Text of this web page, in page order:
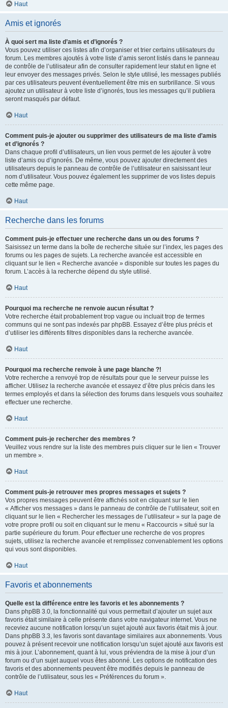
Haut
Amis et ignorés
À quoi sert ma liste d’amis et d’ignorés ?
Vous pouvez utiliser ces listes afin d’organiser et trier certains utilisateurs du
forum. Les membres ajoutés à votre liste d’amis seront listés dans le panneau
de contrôle de l’utilisateur afin de consulter rapidement leur statut en ligne et
leur envoyer des messages privés. Selon le style utilisé, les messages publiés
par ces utilisateurs peuvent éventuellement être mis en surbrillance. Si vous
ajoutez un utilisateur à votre liste d’ignorés, tous les messages qu’il publiera
seront masqués par défaut.
Haut
Comment puis-je ajouter ou supprimer des utilisateurs de ma liste d’amis
et d’ignorés ?
Dans chaque profil d’utilisateurs, un lien vous permet de les ajouter à votre
liste d’amis ou d’ignorés. De même, vous pouvez ajouter directement des
utilisateurs depuis le panneau de contrôle de l’utilisateur en saisissant leur
nom d’utilisateur. Vous pouvez également les supprimer de vos listes depuis
cette même page.
Haut
Recherche dans les forums
Comment puis-je effectuer une recherche dans un ou des forums ?
Saisissez un terme dans la boîte de recherche située sur l’index, les pages des
forums ou les pages de sujets. La recherche avancée est accessible en
cliquant sur le lien « Recherche avancée » disponible sur toutes les pages du
forum. L’accès à la recherche dépend du style utilisé.
Haut
Pourquoi ma recherche ne renvoie aucun résultat ?
Votre recherche était probablement trop vague ou incluait trop de termes
communs qui ne sont pas indexés par phpBB. Essayez d’être plus précis et
d’utiliser les différents filtres disponibles dans la recherche avancée.
Haut
Pourquoi ma recherche renvoie à une page blanche ?!
Votre recherche a renvoyé trop de résultats pour que le serveur puisse les
afficher. Utilisez la recherche avancée et essayez d’être plus précis dans les
termes employés et dans la sélection des forums dans lesquels vous souhaitez
effectuer une recherche.
Haut
Comment puis-je rechercher des membres ?
Veuillez vous rendre sur la liste des membres puis cliquer sur le lien « Trouver
un membre ».
Haut
Comment puis-je retrouver mes propres messages et sujets ?
Vos propres messages peuvent être affichés soit en cliquant sur le lien
« Afficher vos messages » dans le panneau de contrôle de l’utilisateur, soit en
cliquant sur le lien « Rechercher les messages de l’utilisateur » sur la page de
votre propre profil ou soit en cliquant sur le menu « Raccourcis » situé sur la
partie supérieure du forum. Pour effectuer une recherche de vos propres
sujets, utilisez la recherche avancée et remplissez convenablement les options
qui vous sont disponibles.
Haut
Favoris et abonnements
Quelle est la différence entre les favoris et les abonnements ?
Dans phpBB 3.0, la fonctionnalité qui vous permettait d’ajouter un sujet aux
favoris était similaire à celle présente dans votre navigateur internet. Vous ne
receviez aucune notification lorsqu’un sujet ajouté aux favoris était mis à jour.
Dans phpBB 3.3, les favoris sont davantage similaires aux abonnements. Vous
pouvez à présent recevoir une notification lorsqu’un sujet ajouté aux favoris est
mis à jour. L’abonnement, quant à lui, vous préviendra de la mise à jour d’un
forum ou d’un sujet auquel vous êtes abonné. Les options de notification des
favoris et des abonnements peuvent être modifiés depuis le panneau de
contrôle de l’utilisateur, sous les « Préférences du forum ».
Haut